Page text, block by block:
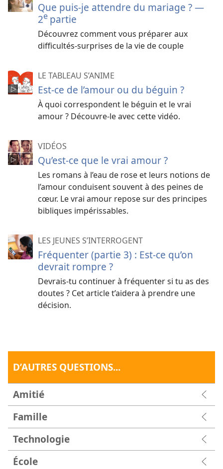
Que puis-je attendre du mariage ? —
2e partie
Découvrez comment vous préparer aux
difficultés-surprises de la vie de couple
LE TABLEAU S’ANIME
Est-ce de l’amour ou du béguin ?
À quoi correspondent le béguin et le vrai
amour ? Découvre-le avec cette vidéo.
VIDÉOS
Qu’est-ce que le vrai amour ?
Les romans à l’eau de rose et leurs notions de
l’amour conduisent souvent à des peines de
cœur. Le vrai amour repose sur des principes
bibliques impérissables.
LES JEUNES S’INTERROGENT
Fréquenter (partie 3) : Est-ce qu’on
devrait rompre ?
Devrais-tu continuer à fréquenter si tu as des
doutes ? Cet article t’aidera à prendre une
décision.
D’AUTRES QUESTIONS...
Amitié
Famille
Technologie
École